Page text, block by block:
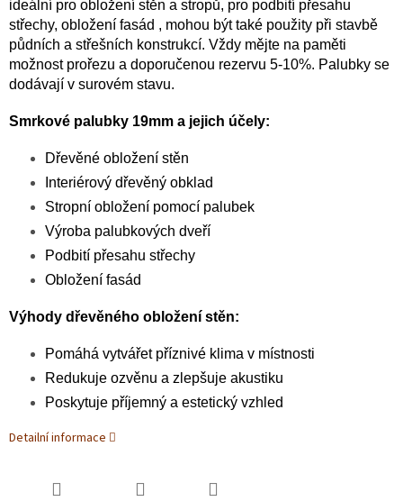
ideální pro obložení stěn a stropů, pro podbití přesahu
střechy, obložení fasád , mohou být také použity při stavbě
půdních a střešních konstrukcí. Vždy mějte na paměti
možnost prořezu a doporučenou rezervu 5-10%. Palubky se
dodávají v surovém stavu.
Smrkové palubky 19mm a jejich účely:
Dřevěné obložení stěn
Interiérový dřevěný obklad
Stropní obložení pomocí palubek
Výroba palubkových dveří
Podbití přesahu střechy
Obložení fasád
Výhody dřevěného obložení stěn:
Pomáhá vytvářet příznivé klima v místnosti
Redukuje ozvěnu a zlepšuje akustiku
Poskytuje příjemný a estetický vzhled
Detailní informace